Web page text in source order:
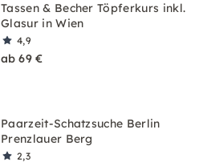
Tassen & Becher Töpferkurs inkl.
Glasur in Wien
4,9
ab 69 €
Paarzeit-Schatzsuche Berlin
Prenzlauer Berg
2,3